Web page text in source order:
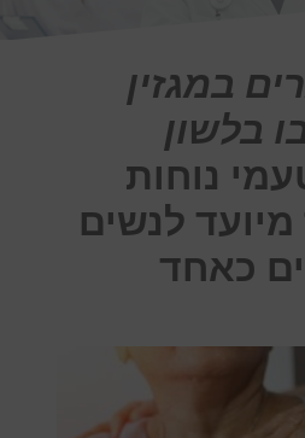
במגזין
בלשון
נוחות
לנשים
כאחד